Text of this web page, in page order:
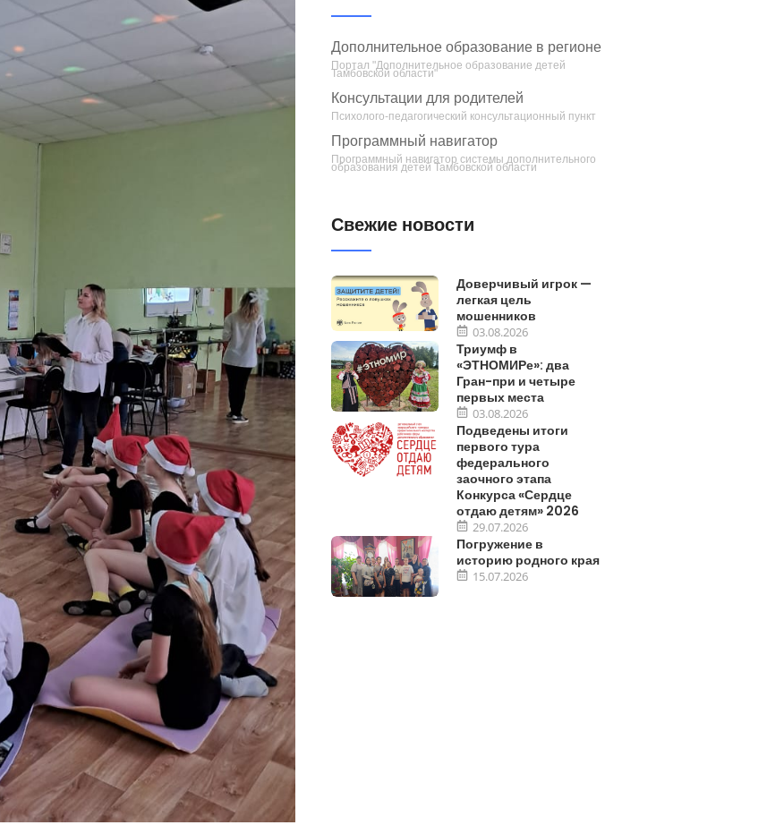
Дополнительное образование в регионе
Портал "Дополнительное образование детей
Тамбовской области"
Консультации для родителей
Психолого-педагогический консультационный пункт
Программный навигатор
Программный навигатор системы дополнительного
образования детей Тамбовской области
Свежие новости
Доверчивый игрок —
легкая цель
мошенников
03.08.2026
Триумф в
«ЭТНОМИРе»: два
Гран-при и четыре
первых места
03.08.2026
Подведены итоги
первого тура
федерального
заочного этапа
Конкурса «Сердце
отдаю детям» 2026
29.07.2026
Погружение в
историю родного края
15.07.2026